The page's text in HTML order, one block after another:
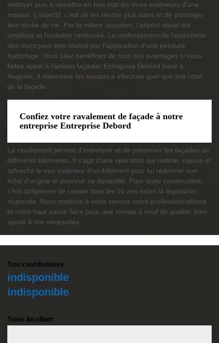
nettoyer puis à remettre en bon état les murs extérieurs d’une
maison. L’objectif, c’est de les rendre plus sains et de prolonger
leur durée de vie. Par la même occasion, l’aspect visuel est
amélioré et l’isolation renforcée. Le renforcement de l’étanchéité
des murs peut être réalisé par l’application d’une peinture
hydrofuge. Vous allez bénéficier de tous ces avantages si vous
faites appel à l’artisan façadier Entreprise Debord basé à
Augirein. Il détermine les travaux à effectuer quel que soit l’état
de la façade.
Confiez votre ravalement de façade à notre
entreprise Entreprise Debord
Le ravalement permet d’entretenir et de préserver les façades de
différents bâtiments. Il s'agit d'une opération qui nettoie, répare et
rafraichit le mur extérieur d'un bâtiment pour lui redonner son
éclat d'origine et pourvoir sa durabilité. Pour toute construction,
c’est obligatoire de ravaler tous les 10 ans selon la législation
régionale. Nous mettons à votre service notre professionnalisme
et notre haut savoir-faire pour une remise à neuf de qualité, bien
ajusté à vos nécessités.
Nos coordonnées
indisponible
indisponible
Nous localiser